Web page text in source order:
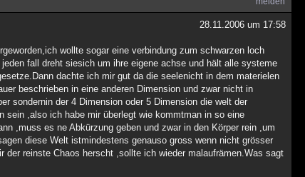
28.11.2006 um 17:58
wollte sogar eine verbindung zum schwarzen loch
fall dreht siesich um ihre eigene achse und hält alle systeme
dachte ich mir gut da die seelenicht in dem materielen
beschrieben in eine anderen Dimension und zwar nicht in
sondernin der 4 Dimension oder 5 Dimension die welt der
sein ,also ich habe mir überlegt wie kommtman in so eine
,muss es ne Abkürzung geben und zwar in den Körper rein ,um
diese Welt istmindestens genauso gross wenn nicht grösser
reinste Chaos herscht ,sollte ich wieder malaufrämen.Was sagt